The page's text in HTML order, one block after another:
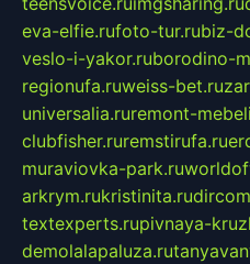
eva-elfie.rufoto-tur.rubiz-
veslo-i-yakor.ruborodino-
regionufa.ruweiss-bet.ru
universalia.ruremont-
clubfisher.ruremstirufa.ru
muraviovka-park.ru
arkrym.rukristinita.ru
textexperts.rupivnaya-
demolalapaluza.ru